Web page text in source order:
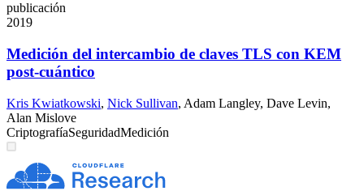
publicación
2019
Medición del intercambio de claves TLS con KEM
post-cuántico
Kris Kwiatkowski, Nick Sullivan, Adam Langley, Dave Levin,
Alan Mislove
CriptografíaSeguridadMedición